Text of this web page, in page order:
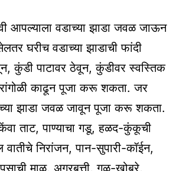
वडाच्या झाडा जवळ जाऊन
घरीच वडाच्या झाडाची फांदी
कुंडी पाटावर ठेवून, कुंडीवर स्वस्तिक
रांगोळी काढून पूजा करू शकता. जर
झाडा जवळ जावून पूजा करू शकता.
ताट, पाण्याचा गडू, हळद-कुंकूची
वातीचे निरांजन, पान-सुपारी-कॉईन,